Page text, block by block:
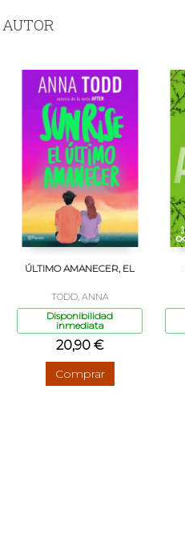
ÚLTIMO AMANECER, EL
TODD, ANNA
Disponibilidad
inmediata
20,90 €
Comprar